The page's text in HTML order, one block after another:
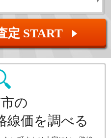
定 START ▲
の
線価を調べる